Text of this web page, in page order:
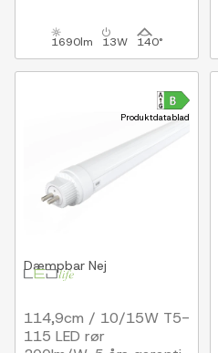
1690lm 13W 140°
Produktdatablad
Dæmpbar Nej
114,9cm / 10/15W T5-
115 LED rør